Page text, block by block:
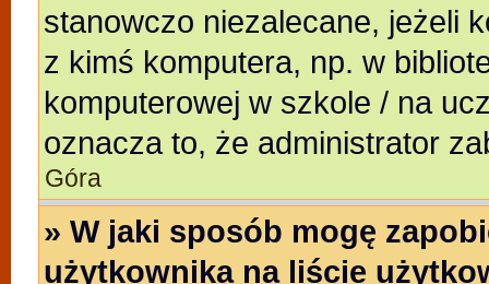
stanowczo niezalecane, jeżeli
z kimś komputera, np. w
komputerowej w szkole / na
oznacza to, że administrator
Góra
» W jaki sposób mogę
użytkownika na liście